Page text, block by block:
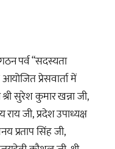
पर्व “सदस्यता
प्रेसवार्ता में
सुरेश कुमार खन्ना जी,
राय जी, प्रदेश उपाध्यक्ष
प्रताप सिंह जी,